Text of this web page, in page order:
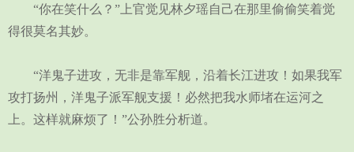
“你在笑什么？”上官觉见林夕瑶自己在那里偷偷笑着觉
得很莫名其妙。
“洋鬼子进攻，无非是靠军舰，沿着长江进攻！如果我军
攻打扬州，洋鬼子派军舰支援！必然把我水师堵在运河之
上。这样就麻烦了！”公孙胜分析道。